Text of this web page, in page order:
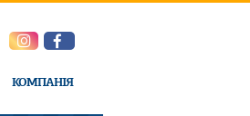
КОМПАНІЯ